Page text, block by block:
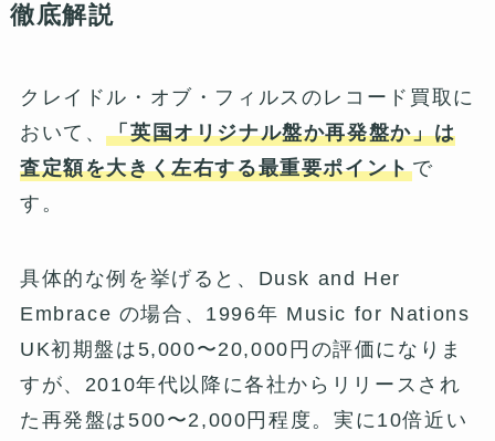
徹底解説
クレイドル・オブ・フィルスのレコード買取に
おいて、「英国オリジナル盤か再発盤か」は
査定額を大きく左右する最重要ポイントで
す。
具体的な例を挙げると、Dusk and Her
Embrace の場合、1996年 Music for Nations
UK初期盤は5,000〜20,000円の評価になりま
すが、2010年代以降に各社からリリースされ
た再発盤は500〜2,000円程度。実に10倍近い